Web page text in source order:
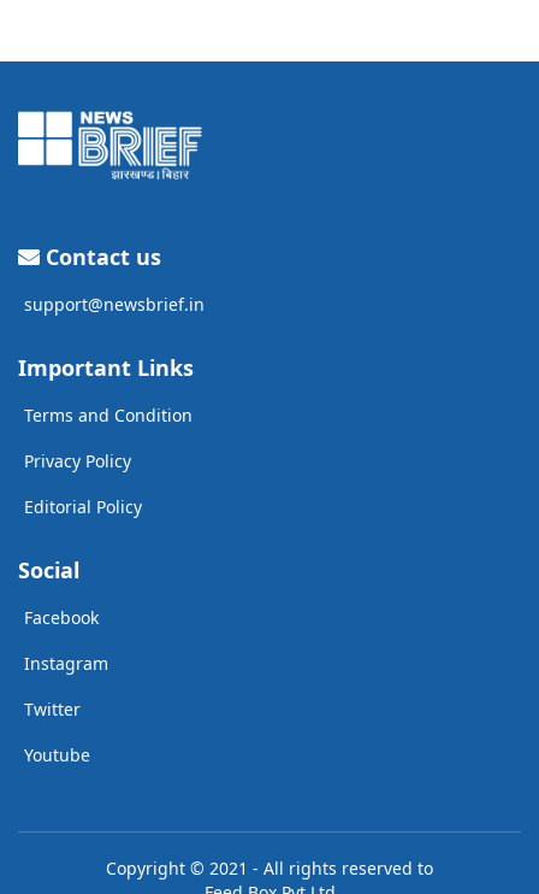
Contact us
support@newsbrief.in
Important Links
Terms and Condition
Privacy Policy
Editorial Policy
Social
Facebook
Instagram
Twitter
Youtube
Copyright © 2021 - All rights reserved to